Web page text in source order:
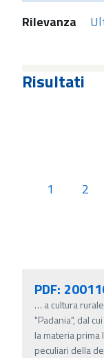
Rilevanza
Risultati
1 2
PDF:
… a cultura
"Padania", dal
la materia
peculiari della